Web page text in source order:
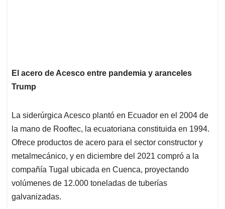
El acero de Acesco entre pandemia y aranceles
Trump
La siderúrgica Acesco plantó en Ecuador en el 2004 de
la mano de Rooftec, la ecuatoriana constituida en 1994.
Ofrece productos de acero para el sector constructor y
metalmecánico, y en diciembre del 2021 compró a la
compañía Tugal ubicada en Cuenca, proyectando
volúmenes de 12.000 toneladas de tuberías
galvanizadas.